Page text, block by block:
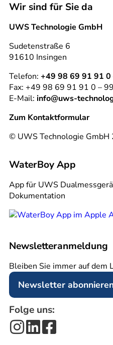
Wir sind für Sie da
UWS Technologie GmbH
Sudetenstraße 6
91610 Insingen
Telefon: +49 98 69 91 91 0
Fax: +49 98 69 91 91 0 – 99
E-Mail: info@uws-
Zum Kontaktformular
© UWS Technologie GmbH
WaterBoy App
App für UWS
Dokumentation
Newsletter­anmeldung
Bleiben Sie immer auf dem
Newsletter
Folge uns: